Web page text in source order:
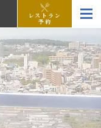
レストラン
予約